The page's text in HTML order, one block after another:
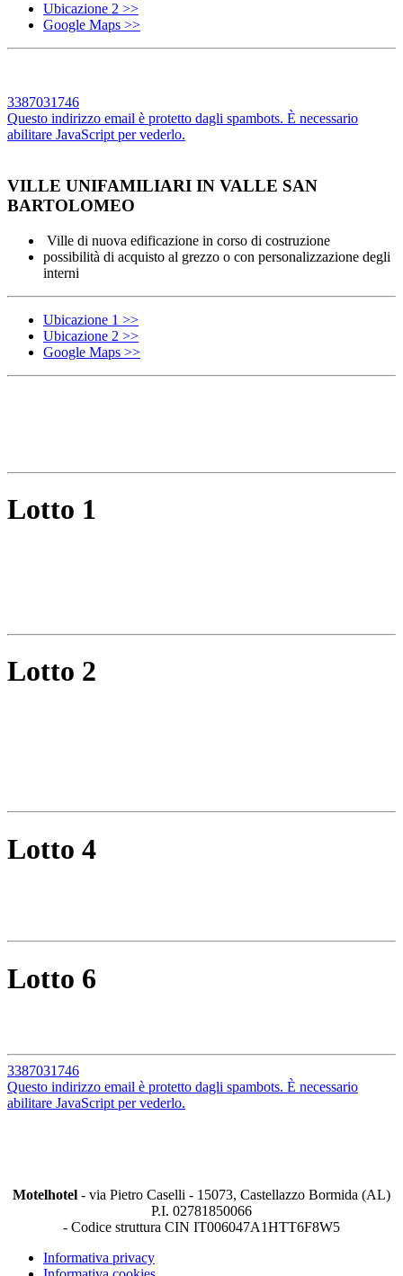
Ubicazione 2 >>
Google Maps >>
3387031746
Questo indirizzo email è protetto dagli spambots. È necessario
abilitare JavaScript per vederlo.
VILLE UNIFAMILIARI IN VALLE SAN
BARTOLOMEO
Ville di nuova edificazione in corso di costruzione
possibilità di acquisto al grezzo o con personalizzazione degli
interni
Ubicazione 1 >>
Ubicazione 2 >>
Google Maps >>
Lotto 1
Lotto 2
Lotto 4
Lotto 6
3387031746
Questo indirizzo email è protetto dagli spambots. È necessario
abilitare JavaScript per vederlo.
Motelhotel - via Pietro Caselli - 15073, Castellazzo Bormida (AL)
P.I. 02781850066
- Codice struttura CIN IT006047A1HTT6F8W5
Informativa privacy